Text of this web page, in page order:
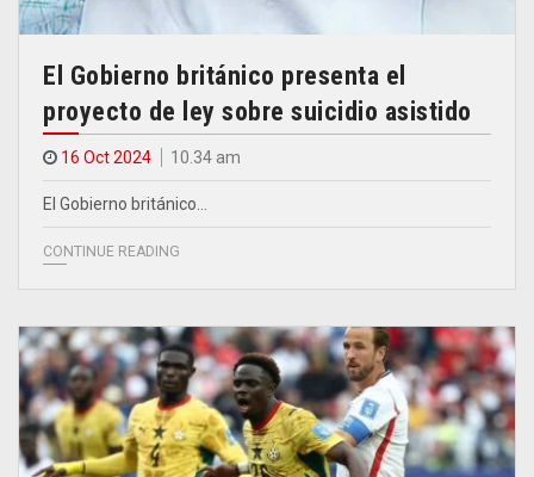
El Gobierno británico presenta el
proyecto de ley sobre suicidio asistido
16 Oct 2024 10.34 am
El Gobierno británico…
CONTINUE READING